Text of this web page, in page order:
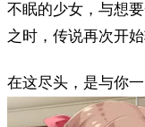
不眠的少女，与想
之时，传说再次开始
在这尽头，是与你